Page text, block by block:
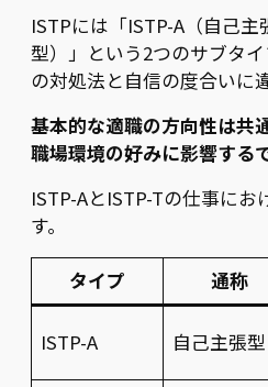
ISTPには「ISTP-A（自己
型）」という2つのサブタ
の対処法と自信の度合いに
基本的な適職の方向性は共
職場環境の好みに影響する
ISTP-AとISTP-Tの仕事に
す。
タイプ 通称
ISTP-A 自己主張型